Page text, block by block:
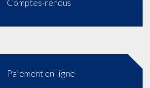
Comptes-rendus
Paiement en ligne